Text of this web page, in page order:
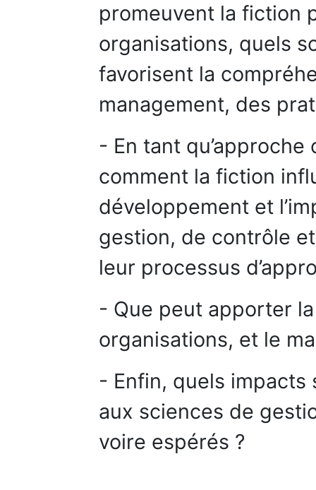
promeuvent la fiction
organisations, quels
favorisent la
management, des
- En tant
comment la fiction
développement et
gestion, de contrôle
leur processus
- Que peut apporter
organisations, et le
- Enfin, quels
aux sciences de
voire espérés ?